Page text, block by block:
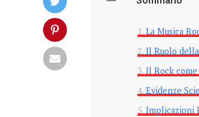
La Musica
Il Ruolo
Il Rock
Evidenze
Implicazioni